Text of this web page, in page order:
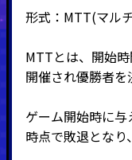
形式：MTT(マル
MTTとは、開始
開催され優勝者を
ゲーム開始時に
時点で敗退となり